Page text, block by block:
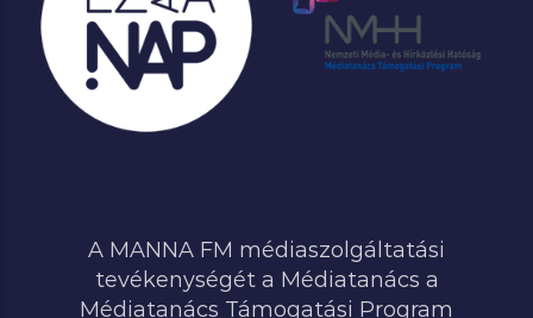
A MANNA FM médiaszolgáltatási
tevékenységét a Médiatanács a
Médiatanács Támogatási Program